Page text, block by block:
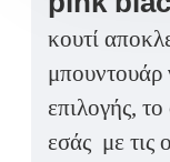
κουτί
μπουντουάρ
επιλογής,
εσάς με τις